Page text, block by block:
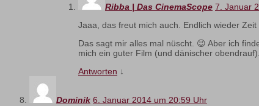
Ribba | Das CinemaScope 7. Januar
Jaaa, das freut mich auch. Endlich wieder
Das sagt mir alles mal nüscht. 😉 Aber ich
mich ein guter Film (und dänischer obendrauf).
Antworten ↓
Dominik 6. Januar 2014 um 20:59 Uhr